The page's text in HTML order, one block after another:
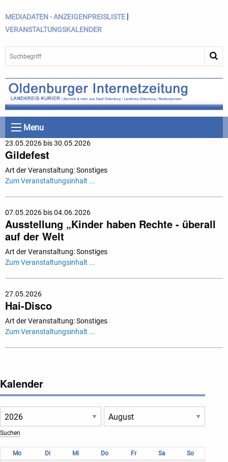
MEDIADATEN - ANZEIGENPREISLISTE |
VERANSTALTUNGSKALENDER
Menu
23.05.2026 bis 30.05.2026
Gildefest
Art der Veranstaltung: Sonstiges
Zum Veranstaltungsinhalt ...
07.05.2026 bis 04.06.2026
Ausstellung „Kinder haben Rechte - überall
auf der Welt
Art der Veranstaltung: Sonstiges
Zum Veranstaltungsinhalt ...
27.05.2026
Hai-Disco
Art der Veranstaltung: Sonstiges
Zum Veranstaltungsinhalt ...
Kalender
Mo Di Mi Do Fr Sa
So